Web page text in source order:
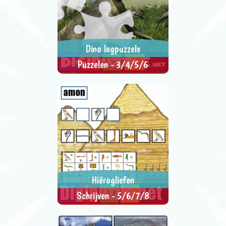
Dino legpuzzels
Puzzelen - 3/4/5/6
plaats en maak de puzzel
compleet.
> SPEEL NU <
Hiërogliefen
Schrijven - 5/6/7/8
woorden in hiërogliefen.
> SPEEL NU <
SPEL DELEN